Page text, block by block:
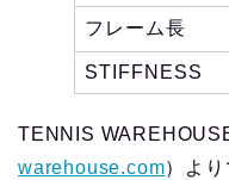
フレーム長
STIFFNESS
TENNIS
warehouse.com）よ